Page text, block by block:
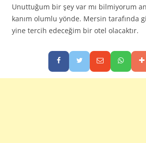
Unuttuğum bir şey var mı bilmiyorum
kanım olumlu yönde. Mersin tarafında
yine tercih edeceğim bir otel olacaktır.